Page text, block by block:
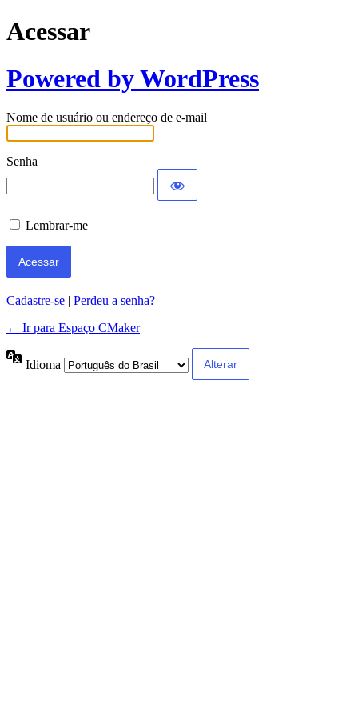
Acessar
Powered by WordPress
Nome de usuário ou endereço de e-mail
Senha
Lembrar-me
Cadastre-se | Perdeu a senha?
← Ir para Espaço CMaker
Idioma